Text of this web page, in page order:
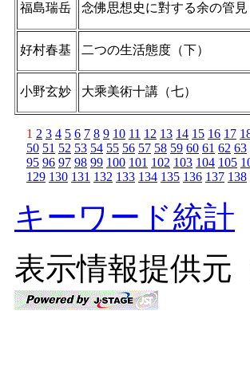
福島瑞岳 念佛思想史に對する余の管見
好村春基 二つの生活態度（下）
小野玄妙 大乘美術󠄁十講（七）
1 2 3 4 5 6 7 8 9 10 11 12 13 14 15 16 17
50 51 52 53 54 55 56 57 58 59 60 61 62 63
95 96 97 98 99 100 101 102 103 104 105
129 130 131 132 133 134 135 136 137 138
キーワード統計
表示情報提供元